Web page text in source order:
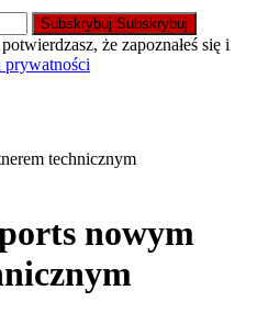
Subskrybuj Subskrybuj
że zapoznałeś się i
prywatności
technicznym
nowym